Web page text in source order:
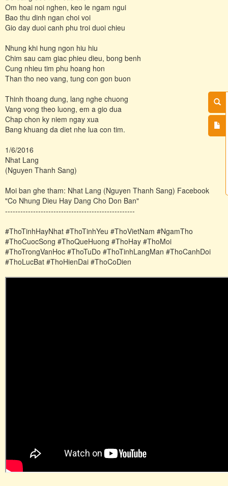
Om hoai noi nghen, keo le ngam ngui
Bao thu dinh ngan choi voi
Gio day duoi canh phu troi duoi chieu
Nhung khi hung ngon hiu hiu
Chim sau cam giac phieu dieu, bong benh
Cung nhieu tim phu hoang hon
Than tho neo vang, tung con gon buon
Thinh thoang dung, lang nghe chuong
Vang vong theo luong, em a gio dua
Chap chon ky niem ngay xua
Bang khuang da diet nhe lua con tim.
1/6/2016
Nhat Lang
(Nguyen Thanh Sang)
Moi ban ghe tham: Nhat Lang (Nguyen Thanh Sang) Facebook
"Co Nhung Dieu Hay Dang Cho Don Ban"
---------------------------------------------------
#ThoTinhHayNhat #ThoTinhYeu #ThoVietNam #NgamTho
#ThoCuocSong #ThoQueHuong #ThoHay #ThoMoi
#ThoTrongVanHoc #ThoTuDo #ThoTinhLangMan #ThoCanhDoi
#ThoLucBat #ThoHienDai #ThoCoDien